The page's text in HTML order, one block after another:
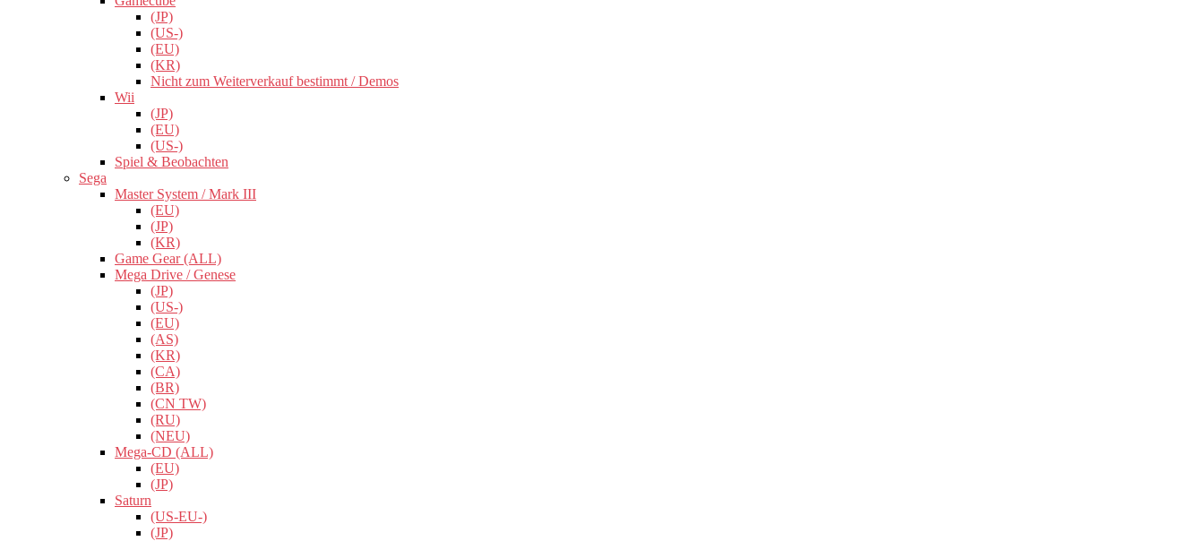
(JP)
(US-)
(EU)
(KR)
Nicht zum Weiterverkauf bestimmt / Demos
Wii
(JP)
(EU)
(US-)
Spiel & Beobachten
Sega
Master System / Mark III
(EU)
(JP)
(KR)
Game Gear (ALL)
Mega Drive / Genese
(JP)
(US-)
(EU)
(AS)
(KR)
(CA)
(BR)
(CN TW)
(RU)
(NEU)
Mega-CD (ALL)
(EU)
(JP)
Saturn
(US-EU-)
(JP)